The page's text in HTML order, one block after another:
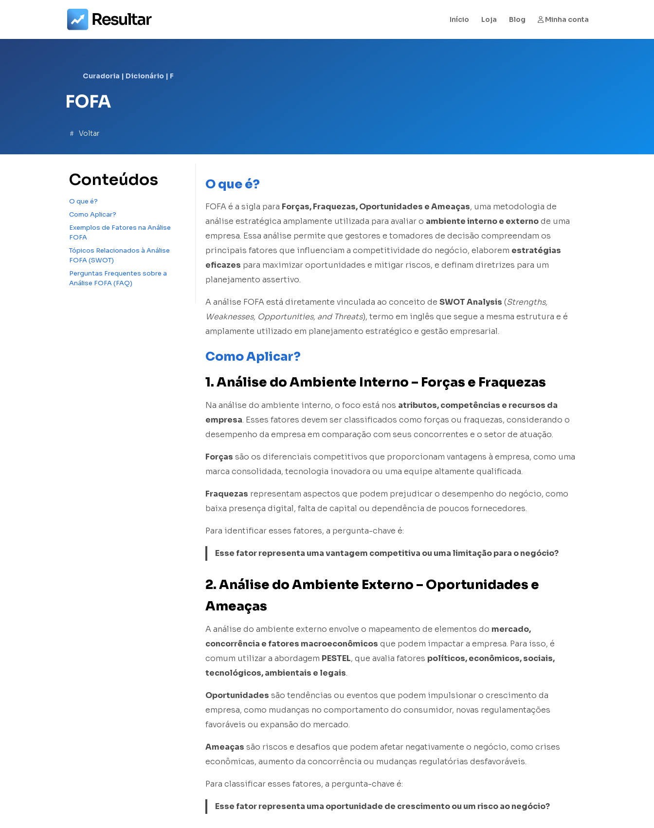
Início Loja Blog Minha conta
Curadoria | Dicionário | F
FOFA
Voltar
Conteúdos
O que é?
Como Aplicar?
Exemplos de Fatores na Análise
FOFA
Tópicos Relacionados à Análise
FOFA (SWOT)
Perguntas Frequentes sobre a
Análise FOFA (FAQ)
O que é?
FOFA é a sigla para Forças, Fraquezas, Oportunidades e Ameaças, uma metodologia de
análise estratégica amplamente utilizada para avaliar o ambiente interno e externode uma
empresa. Essa análise permite que gestores e tomadores de decisão compreendam os
principais fatores que influenciam a competitividade do negócio, elaborem estratégias
eficazes para maximizar oportunidades e mitigar riscos, e definam diretrizes para um
planejamento assertivo.
A análise FOFA está diretamente vinculada ao conceito de SWOT Analysis (Strengths,
Weaknesses, Opportunities, and Threats), termo em inglês que segue a mesma estrutura e é
amplamente utilizado em planejamento estratégico e gestão empresarial.
Como Aplicar?
1. Análise do Ambiente Interno – Forças e Fraquezas
Na análise do ambiente interno, o foco está nos atributos, competências e recursos da
empresa. Esses fatores devem ser classificados como forças ou fraquezas, considerando o
desempenho da empresa em comparação com seus concorrentes e o setor de atuação.
Forças são os diferenciais competitivos que proporcionam vantagens à empresa, como uma
marca consolidada, tecnologia inovadora ou uma equipe altamente qualificada.
Fraquezas representam aspectos que podem prejudicar o desempenho do negócio, como
baixa presença digital, falta de capital ou dependência de poucos fornecedores.
Para identificar esses fatores, a pergunta-chave é:
Esse fator representa uma vantagem competitiva ou uma limitação para o negócio?
2. Análise do Ambiente Externo – Oportunidades e
Ameaças
A análise do ambiente externo envolve o mapeamento de elementos do mercado,
concorrência e fatores macroeconômicos que podem impactar a empresa. Para isso, é
comum utilizar a abordagem PESTEL, que avalia fatores políticos, econômicos, sociais,
tecnológicos, ambientais e legais.
Oportunidades são tendências ou eventos que podem impulsionar o crescimento da
empresa, como mudanças no comportamento do consumidor, novas regulamentações
favoráveis ou expansão do mercado.
Ameaças são riscos e desafios que podem afetar negativamente o negócio, como crises
econômicas, aumento da concorrência ou mudanças regulatórias desfavoráveis.
Para classificar esses fatores, a pergunta-chave é:
Esse fator representa uma oportunidade de crescimento ou um risco ao negócio?